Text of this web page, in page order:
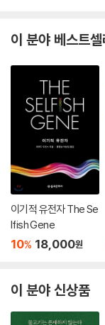
― 〈월스트리트 저널〉
“심각한 문제들이 빈
책… 도덕적으로 복잡
인다.”
― 〈뉴욕타임스〉
“유전공학 혁명의 우
― 〈사이언스〉
“읽다 보면 가끔 소름
― 〈더 타임스〉
이 분야 베스트셀
이기적 유전자 The Se
lfish Gene
10% 18,000원
이 분야 신상품